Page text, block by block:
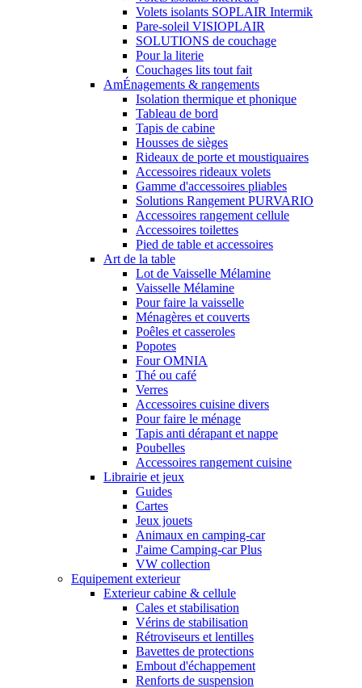
Volets isolants SOPLAIR Intermik
Pare-soleil VISIOPLAIR
SOLUTIONS de couchage
Pour la literie
Couchages lits tout fait
AmÉnagements & rangements
Isolation thermique et phonique
Tableau de bord
Tapis de cabine
Housses de sièges
Rideaux de porte et moustiquaires
Accessoires rideaux volets
Gamme d'accessoires pliables
Solutions Rangement PURVARIO
Accessoires rangement cellule
Accessoires toilettes
Pied de table et accessoires
Art de la table
Lot de Vaisselle Mélamine
Vaisselle Mélamine
Pour faire la vaisselle
Ménagères et couverts
Poêles et casseroles
Popotes
Four OMNIA
Thé ou café
Verres
Accessoires cuisine divers
Pour faire le ménage
Tapis anti dérapant et nappe
Poubelles
Accessoires rangement cuisine
Librairie et jeux
Guides
Cartes
Jeux jouets
Animaux en camping-car
J'aime Camping-car Plus
VW collection
Equipement exterieur
Exterieur cabine & cellule
Cales et stabilisation
Vérins de stabilisation
Rétroviseurs et lentilles
Bavettes de protections
Embout d'échappement
Renforts de suspension